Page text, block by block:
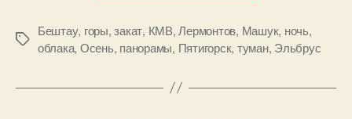
города
и
путь.
Метки
Бештау, горы,закат, КМВ,Лермонтов, Машук, ночь,
облака, Осень, панорамы, Пятигорск, туман, Эльбрус